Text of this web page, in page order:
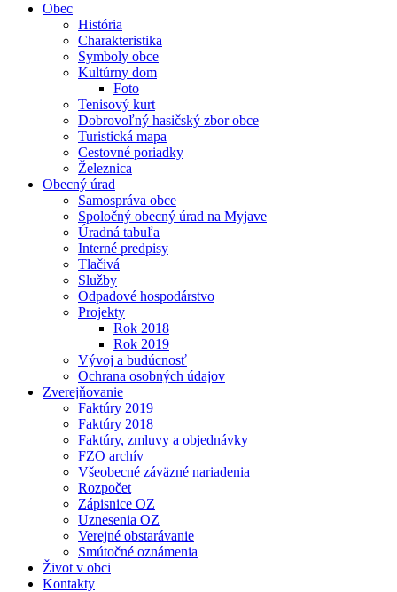
Obec
História
Charakteristika
Symboly obce
Kultúrny dom
Foto
Tenisový kurt
Dobrovoľný hasičský zbor obce
Turistická mapa
Cestovné poriadky
Železnica
Obecný úrad
Samospráva obce
Spoločný obecný úrad na Myjave
Úradná tabuľa
Interné predpisy
Tlačivá
Služby
Odpadové hospodárstvo
Projekty
Rok 2018
Rok 2019
Vývoj a budúcnosť
Ochrana osobných údajov
Zverejňovanie
Faktúry 2019
Faktúry 2018
Faktúry, zmluvy a objednávky
FZO archív
Všeobecné záväzné nariadenia
Rozpočet
Zápisnice OZ
Uznesenia OZ
Verejné obstarávanie
Smútočné oznámenia
Život v obci
Kontakty